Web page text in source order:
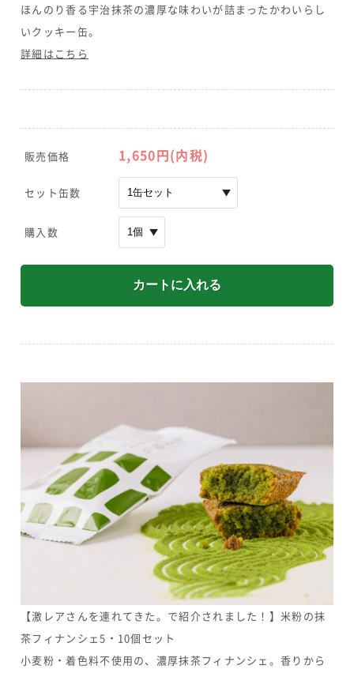
ほんのり香る宇治抹茶の濃厚な味わいが詰まったかわいらし
いクッキー缶。
詳細はこちら
販売価格 1,650円(内税)
セット缶数
購入数
【激レアさんを連れてきた。で紹介されました！】米粉の抹
茶フィナンシェ5・10個セット
小麦粉・着色料不使用の、濃厚抹茶フィナンシェ。香りから